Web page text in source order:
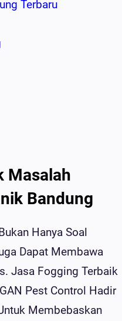
Terbaru
Masalah
Bandung
Hanya Soal
Dapat Membawa
Jasa Fogging Terbaik
Pest Control Hadir
Membebaskan